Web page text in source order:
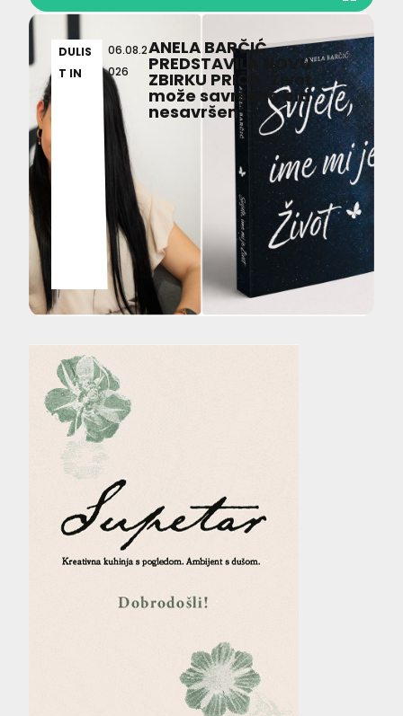
DULIS
T IN
06.08.2
026
ANELA BARČIĆ
PREDSTAVILA NOVU
ZBIRKU PRIČA ‘Život
može savršeno biti
nesavršen’